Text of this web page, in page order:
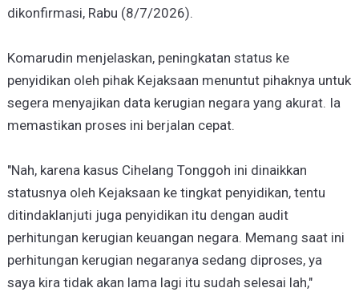
dikonfirmasi, Rabu (8/7/2026).
Komarudin menjelaskan, peningkatan status ke
penyidikan oleh pihak Kejaksaan menuntut pihaknya untuk
segera menyajikan data kerugian negara yang akurat. Ia
memastikan proses ini berjalan cepat.
"Nah, karena kasus Cihelang Tonggoh ini dinaikkan
statusnya oleh Kejaksaan ke tingkat penyidikan, tentu
ditindaklanjuti juga penyidikan itu dengan audit
perhitungan kerugian keuangan negara. Memang saat ini
perhitungan kerugian negaranya sedang diproses, ya
saya kira tidak akan lama lagi itu sudah selesai lah,"